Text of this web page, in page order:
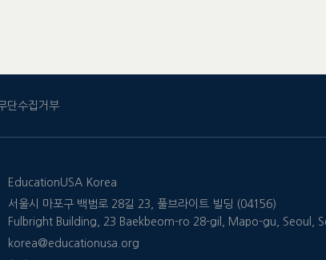
단수집거부
EducationUSA Korea
서울시 마포구 백범로 28길 23, 풀브라이트 빌딩 (04156)
Fulbright Building, 23 Baekbeom-ro 28-gil, Mapo-gu, Seoul,
korea@educationusa.org